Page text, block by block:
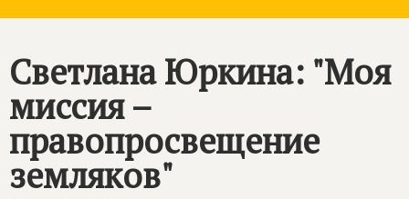
Контакты
Светлана Юркина: "Моя
миссия –
правопросвещение
земляков"